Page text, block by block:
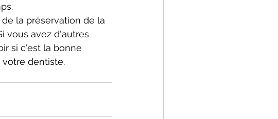
la préservation de la
vous avez d'autres
si c'est la bonne
dentiste.